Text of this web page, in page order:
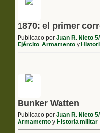
1870: el primer
Publicado porJuan R. Nieto
Ejército,Armamento y
Bunker Watten
Publicado porJuan R. Nieto
Armamento y Historia militar